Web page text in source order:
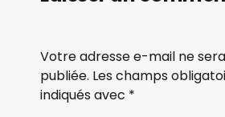
Votre adresse e-mail ne
publiée. Les champs
indiqués avec *